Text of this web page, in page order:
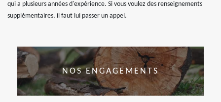
qui a plusieurs années d'expérience. Si vous voulez des renseignements
supplémentaires, il faut lui passer un appel.
NOS ENGAGEMENTS